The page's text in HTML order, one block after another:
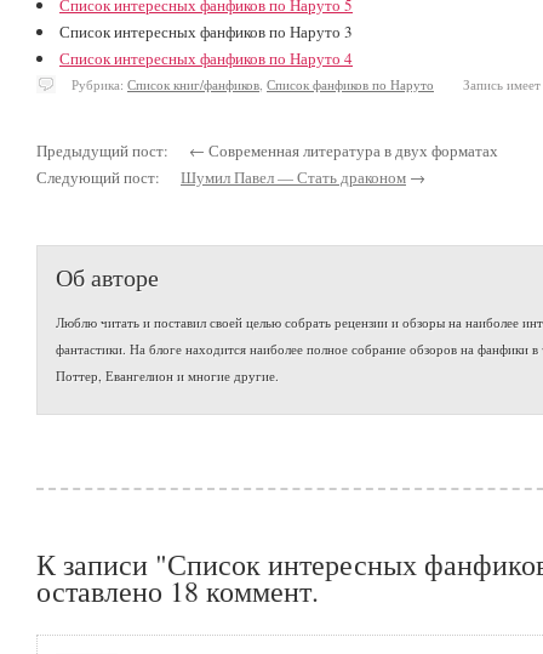
Список интересных фанфиков по Наруто 5
Список интересных фанфиков по Наруто 3
Список интересных фанфиков по Наруто 4
Рубрика: Список книг/фанфиков, Список фанфиков по Наруто Запись имеет
Предыдущий пост: ← Современная литература в двух форматах
Следующий пост: Шумил Павел — Стать драконом →
Об авторе
Люблю читать и поставил своей целью собрать рецензии и обзоры на наиболее
фантастики. На блоге находится наиболее полное собрание обзоров на фанфики
Поттер, Евангелион и многие другие.
К записи "Список интересных
оставлено 18 коммент.